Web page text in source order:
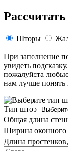
Шторы
При заполнение
увидеть
пожалуйста
нам лучше понять
Тип штор
Общая длина
Ширина оконного
Длина